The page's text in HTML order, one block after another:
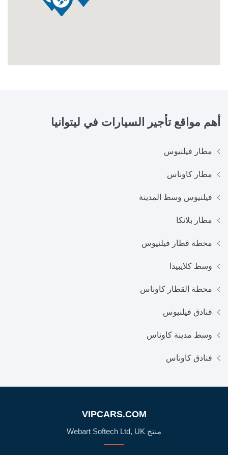
أهم مواقع تأجير السيارات في ليتوانيا
مطار فيلنيوس
مطار كاوناس
فيلنيوس وسط المدينة
مطار بلانكا
محطة قطار فيلنيوس
وسط كلايبيدا
محطة القطار كاوناس
فنادق فيلنيوس
وسط مدينة كاوناس
فنادق كاوناس
VIPCARS.COM
منتج Webart Softech Ltd, UK